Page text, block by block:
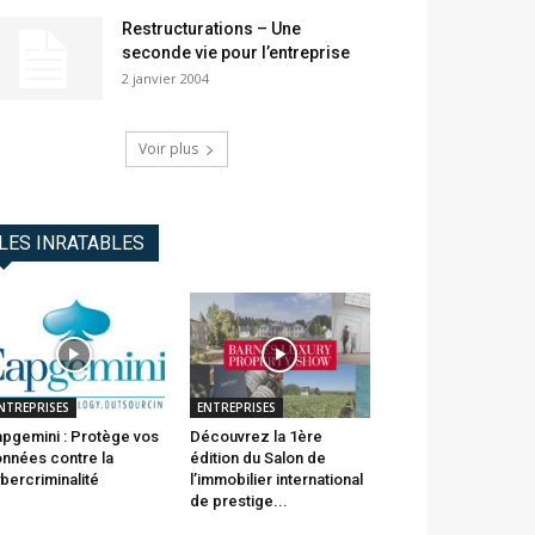
Restructurations – Une
seconde vie pour l’entreprise
2 janvier 2004
Voir plus
LES INRATABLES
: Protège vos
contre la
ENTREPRISES
Découvrez la 1ère
édition du Salon de
l’immobilier international
de prestige...